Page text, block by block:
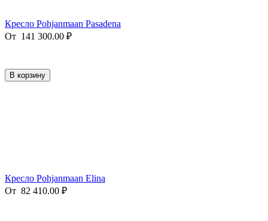
Кресло Pohjanmaan Pasadena
От 141 300.00 ₽
В корзину
Кресло Pohjanmaan Elina
От 82 410.00 ₽